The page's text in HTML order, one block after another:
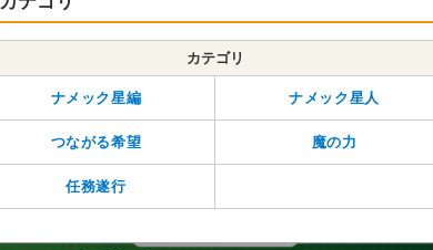
カテゴリ
ナメック星編 ナメック星人
つながる希望 魔の力
任務遂行